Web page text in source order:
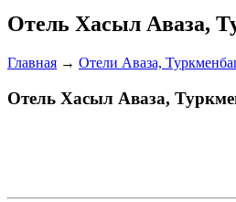
Отель Хасыл Аваза,
Главная → Отели Аваза,
Отель Хасыл Аваза,